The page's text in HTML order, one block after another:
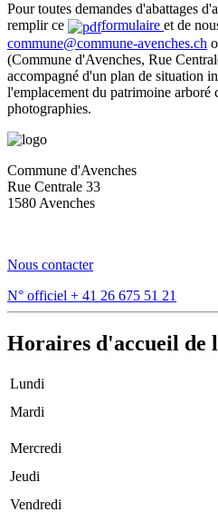
Pour toutes demandes d'abattages
remplir ce
formulaire et de
commune@commune-avenches.ch
(Commune d'Avenches, Rue
accompagné d'un plan de situation
l'emplacement du patrimoine arboré
photographies.
Commune d'Avenches
Rue Centrale 33
1580 Avenches
Nous contacter
N° officiel + 41 26 675 51 21
Horaires d'accueil de
Lundi
Mardi
Mercredi
Jeudi
Vendredi